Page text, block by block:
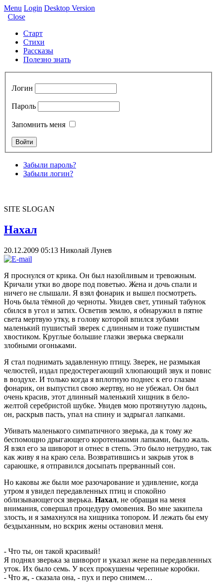
Menu Login Desktop Version
Close
Старт
Стихи
Рассказы
Полезно знать
Логин
Пароль
Запомнить меня
Забыли пароль?
Забыли логин?
SITE SLOGAN
Нахал
20.12.2009 05:13 Николай Лунев
Я проснулся от крика. Он был назойливым и тревожным.
Кричали утки во дворе под поветью. Жена и дочь спали и
ничего не слышали. Я взял фонарик и вышел посмотреть.
Ночь была тёмной до черноты. Увидев свет, утиный табунок
сбился в угол и затих. Осветив землю, я обнаружил в пятне
света мертвую утку, в голову которой впился зубами
маленький пушистый зверек с длинным и тоже пушистым
хвостиком. Круглые большие глазки зверька сверкали
злобными огоньками.
Я стал поднимать задавленную птицу. Зверек, не размыкая
челюстей, издал предостерегающий хлюпающий звук и повис
в воздухе. И только когда я вплотную поднес к его глазам
фонарик, он выпустил свою жертву, но не убежал. Он был
очень красив, этот длинный маленький хищник в бело-
желтой серебристой шубке. Увидев мою протянутую ладонь,
он, раскрыв пасть, упал на спину и задрыгал лапками.
Убивать маленького симпатичного зверька, да к тому же
беспомощно дрыгающего коротенькими лапками, было жаль.
Я взял его за шиворот и отнес в степь. Это было нетрудно, так
как живу я на краю села. Возвратившись и закрыв уток в
сараюшке, я отправился досыпать прерванный сон.
Но каковы же были мое разочарование и удивление, когда
утром я увидел передавленных птиц и спокойно
облизывающегося зверька. Нахал, не обращая на меня
внимания, совершал процедуру омовения. Во мне закипела
злость, и я замахнулся на хищника топором. И лежать бы ему
бездыханным, но вскрик жены остановил меня.
- Что ты, он такой красивый!
Я поднял зверька за шиворот и указал жене на передавленных
уток. Их было семь. У всех прокушены черепные коробки.
- Что ж, - сказала она, - пух и перо снимем…